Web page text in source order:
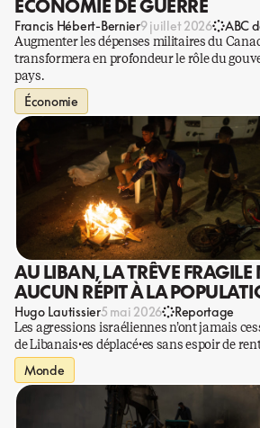
ÉCONOMIE DE GUERRE
Francis Hébert-Bernier9 juillet 2026 ABC
Augmenter les dépenses militaires du
transformera en profondeur le rôle du
pays.
Économie
AU LIBAN, LA TRÊVE FRAGILE
AUCUN RÉPIT À LA
Hugo Lautissier5 mai 2026 Reportage
Les agressions israéliennes n’ont jamais
de Libanais·es déplacé·es sans espoir de
Monde